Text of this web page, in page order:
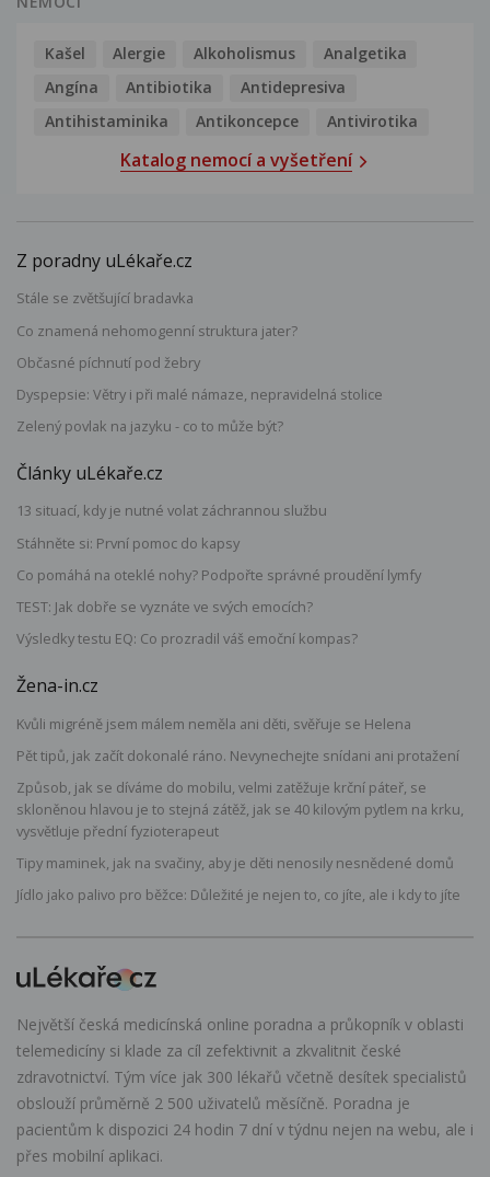
Kašel Alergie Alkoholismus
Analgetika
Angína
Antibiotika
Antidepresiva
Antihistaminika
Antikoncepce Antivirotika
Katalog nemocí a vyšetření
Z poradny uLékaře.cz
Stále se zvětšující bradavka
Co znamená nehomogenní struktura jater?
Občasné píchnutí pod žebry
Dyspepsie: Větry i při malé námaze, nepravidelná stolice
Zelený povlak na jazyku - co to může být?
Články uLékaře.cz
13 situací, kdy je nutné volat záchrannou službu
Stáhněte si: První pomoc do kapsy
Co pomáhá na oteklé nohy? Podpořte správné proudění lymfy
TEST: Jak dobře se vyznáte ve svých emocích?
Výsledky testu EQ: Co prozradil váš emoční kompas?
Žena-in.cz
Kvůli migréně jsem málem neměla ani děti, svěřuje se Helena
Pět tipů, jak začít dokonalé ráno. Nevynechejte snídani ani protažení
Způsob, jak se díváme do mobilu, velmi zatěžuje krční páteř, se
skloněnou hlavou je to stejná zátěž, jak se 40 kilovým pytlem na krku,
vysvětluje přední fyzioterapeut
Tipy maminek, jak na svačiny, aby je děti nenosily nesnědené domů
Jídlo jako palivo pro běžce: Důležité je nejen to, co jíte, ale i kdy to jíte
Největší česká medicínská online poradna a průkopník v oblasti
telemedicíny si klade za cíl zefektivnit a zkvalitnit české
zdravotnictví. Tým více jak 300 lékařů včetně desítek specialistů
obslouží průměrně 2 500 uživatelů měsíčně. Poradna je
pacientům k dispozici 24 hodin 7 dní v týdnu nejen na webu, ale i
přes mobilní aplikaci.